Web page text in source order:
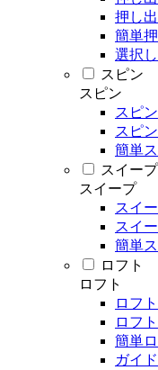
押し
簡単
選択
スピン
スピン
スピン
スピ
簡単
スイープ
スイープ
スイ
スイ
簡単
ロフト
ロフト
ロフト
ロフ
簡単
ガイ